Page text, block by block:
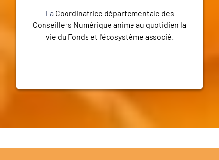
La Coordinatrice départementale des
Conseillers Numérique anime au quotidien la
vie du Fonds et l'écosystème associé.